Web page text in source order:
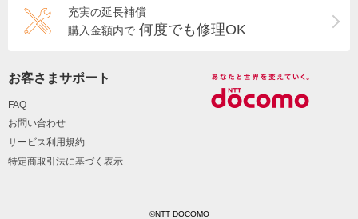
充実の延長補償
購入金額内で 何度でも修理OK
お客さまサポート
FAQ
お問い合わせ
サービス利用規約
特定商取引法に基づく表示
©NTT DOCOMO